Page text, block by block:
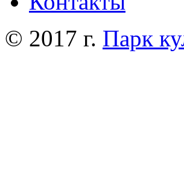
© 2017 г. Парк